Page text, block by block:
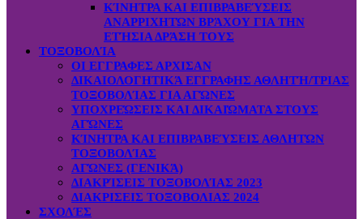
ΚΊΝΗΤΡΑ ΚΑΙ ΕΠΙΒΡΑΒΕΎΣΕΙΣ
ΑΝΑΡΡΙΧΗΤΏΝ ΒΡΆΧΟΥ ΓΙΑ ΤΗΝ
ΕΤΉΣΙΑ ΔΡΆΣΗ ΤΟΥΣ
ΤΟΞΟΒΟΛΊΑ
ΟΙ ΕΓΓΡΑΦΕΣ ΑΡΧΙΣΑΝ
ΔΙΚΑΙΟΛΟΓΗΤΙΚΆ ΕΓΓΡΑΦΗΣ ΑΘΛΗΤΉ/ΤΡΙΑΣ
ΤΟΞΟΒΟΛΊΑΣ ΓΙΑ ΑΓΏΝΕΣ
ΥΠΟΧΡΕΏΣΕΙΣ ΚΑΙ ΔΙΚΑΙΏΜΑΤΑ ΣΤΟΥΣ
ΑΓΏΝΕΣ
ΚΊΝΗΤΡΑ ΚΑΙ ΕΠΙΒΡΑΒΕΎΣΕΙΣ ΑΘΛΗΤΏΝ
ΤΟΞΟΒΟΛΊΑΣ
ΑΓΏΝΕΣ (ΓΕΝΙΚΆ)
ΔΙΑΚΡΊΣΕΙΣ ΤΟΞΟΒΟΛΊΑΣ 2023
ΔΙΑΚΡΙΣΕΙΣ ΤΟΞΟΒΟΛΙΑΣ 2024
ΣΧΟΛΈΣ